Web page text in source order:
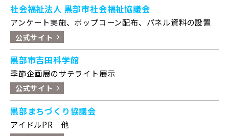
社会福祉法人 黒部市社会福祉協議会
アンケート実施、ポップコーン配布、パネル資料の設置
公式サイト
黒部市吉田科学館
季節企画展のサテライト展示
公式サイト
黒部まちづくり協議会
アイドルPR 他